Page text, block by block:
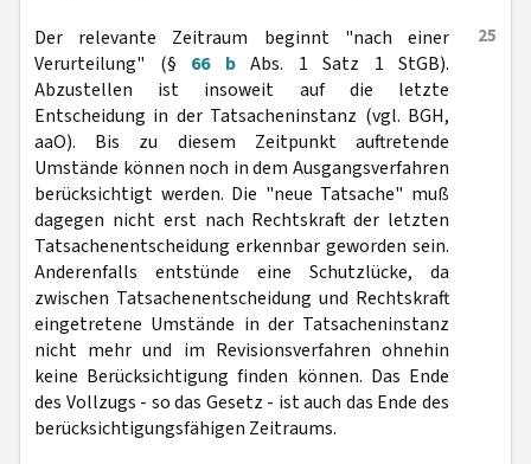
25
Der relevante Zeitraum beginnt "nach einer
Verurteilung" (§ 66 bAbs. 1 Satz 1 StGB).
Abzustellen ist insoweit auf die letzte
Entscheidung in der Tatsacheninstanz (vgl. BGH,
aaO). Bis zu diesem Zeitpunkt auftretende
Umstände können noch in dem Ausgangsverfahren
berücksichtigt werden. Die "neue Tatsache" muß
dagegen nicht erst nach Rechtskraft der letzten
Tatsachenentscheidung erkennbar geworden sein.
Anderenfalls entstünde eine Schutzlücke, da
zwischen Tatsachenentscheidung und Rechtskraft
eingetretene Umstände in der Tatsacheninstanz
nicht mehr und im Revisionsverfahren ohnehin
keine Berücksichtigung finden können. Das Ende
des Vollzugs - so das Gesetz - ist auch das Ende des
berücksichtigungsfähigen Zeitraums.